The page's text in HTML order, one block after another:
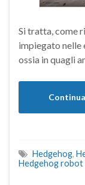
Si tratta, come
impiegato nelle
ossia in quagli
Hedgehog,
Hedgehog robot